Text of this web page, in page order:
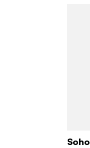
Soho